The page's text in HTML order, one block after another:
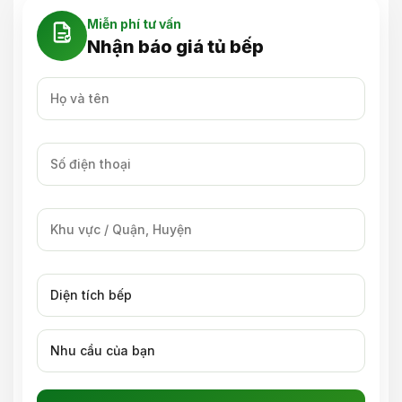
Miễn phí tư vấn
Nhận báo giá tủ bếp